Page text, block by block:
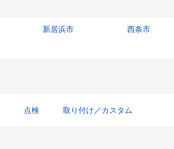
新居浜市 西条市
点検 取り付け／カスタム